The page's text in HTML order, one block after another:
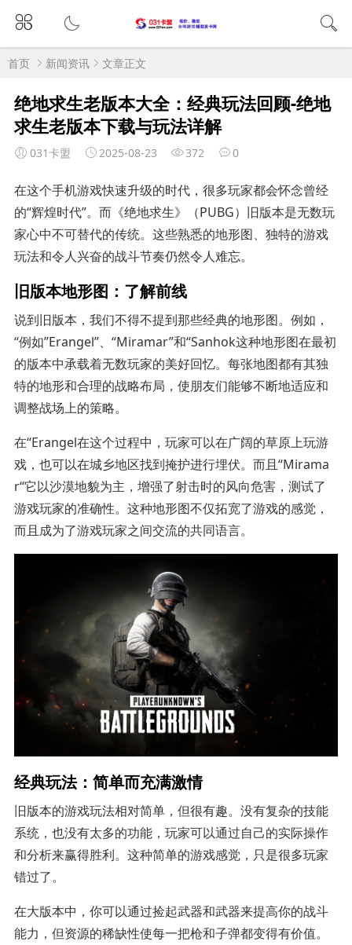
首页 新闻资讯 文章正文
绝地求生老版本大全：经典玩法回顾-绝地
求生老版本下载与玩法详解
031卡盟 2025-08-23 372 0
在这个手机游戏快速升级的时代，很多玩家都会怀念曾经
的“辉煌时代”。而《绝地求生》（PUBG）旧版本是无数玩
家心中不可替代的传统。这些熟悉的地形图、独特的游戏
玩法和令人兴奋的战斗节奏仍然令人难忘。
旧版本地形图：了解前线
说到旧版本，我们不得不提到那些经典的地形图。例如，
“例如”Erangel”、“Miramar”和“Sanhok这种地形图在最初
的版本中承载着无数玩家的美好回忆。每张地图都有其独
特的地形和合理的战略布局，使朋友们能够不断地适应和
调整战场上的策略。
在“Erangel在这个过程中，玩家可以在广阔的草原上玩游
戏，也可以在城乡地区找到掩护进行埋伏。而且“Mirama
r“它以沙漠地貌为主，增强了射击时的风向危害，测试了
游戏玩家的准确性。这种地形图不仅拓宽了游戏的感觉，
而且成为了游戏玩家之间交流的共同语言。
经典玩法：简单而充满激情
旧版本的游戏玩法相对简单，但很有趣。没有复杂的技能
系统，也没有太多的功能，玩家可以通过自己的实际操作
和分析来赢得胜利。这种简单的游戏感觉，只是很多玩家
错过了。
在大版本中，你可以通过捡起武器和武器来提高你的战斗
能力，但资源的稀缺性使每一把枪和子弹都变得有价值。